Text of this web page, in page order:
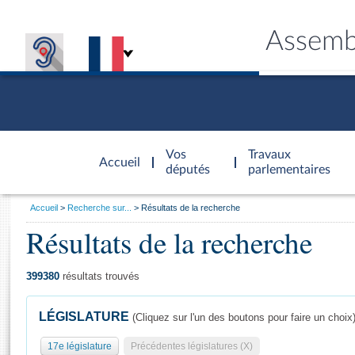
Accueil
d'accueil
Vos
députés
Travaux
parlementaires
Général
Vous
Accueil Recherche sur... Résultats de la recherche
Résultats de la recherche
399380 résultats trouvés
LÉGISLATURE (Cliquez sur l'un des boutons pour faire un choix)
17e législature Précédentes législatures (X)